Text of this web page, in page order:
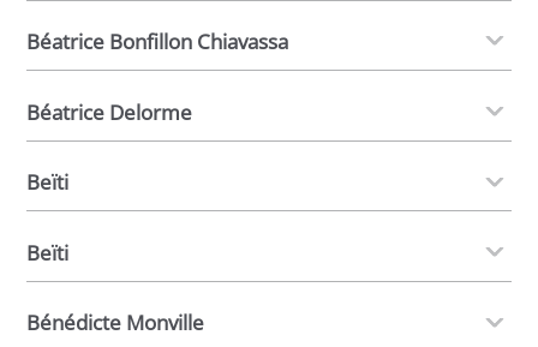
Béatrice Bonfillon Chiavassa
Béatrice Delorme
Beïti
Beïti
Bénédicte Monville